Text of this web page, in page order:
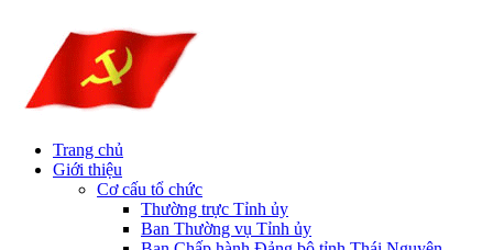
Trang chủ
Giới thiệu
Cơ cấu tổ chức
Thường trực Tỉnh ủy
Ban Thường vụ Tỉnh ủy